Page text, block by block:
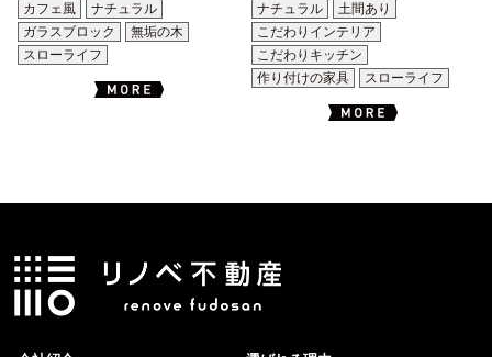
カフェ風
ナチュラル
ガラスブロック
無垢の木
スローライフ
ナチュラル
土間あり
こだわりインテリア
こだわりキッチン
作り付けの家具
スローライフ